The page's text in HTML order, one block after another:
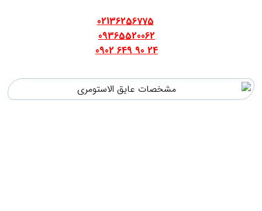
02136256775
09365520062
24 90 649 0902